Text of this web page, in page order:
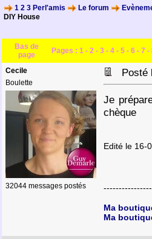
1 2 3 Perl'amis Le forum
DIY House
Bas de
page
Pages : 1 - 2 - 3 - 4 - 5 - 6 - 7 -
Cecile
Boulette
32044 messages postés
Posté
Je
chèque
Edité le 16-
Ma
Ma